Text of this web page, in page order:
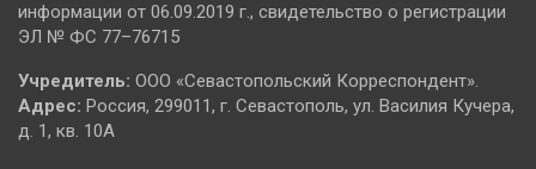
информации от 06.09.2019 г., свидетельство о регистрации
ЭЛ № ФС 77–76715
Учредитель: ООО «Севастопольский Корреспондент».
Адрес: Россия, 299011, г. Севастополь, ул. Василия Кучера,
д. 1, кв. 10А